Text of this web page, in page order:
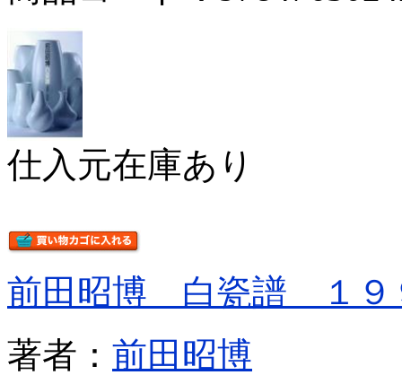
仕入元在庫あり
前田昭博 白瓷譜 １９
著者： 前田昭博